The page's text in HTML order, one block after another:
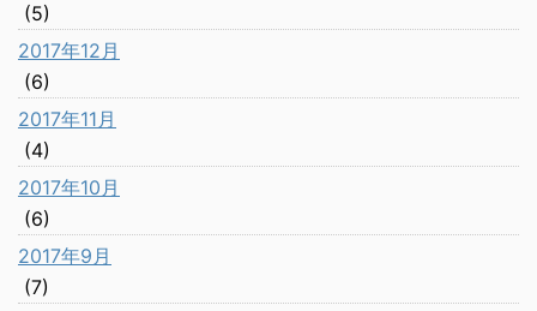
(5)
2017年12月
(6)
2017年11月
(4)
2017年10月
(6)
2017年9月
(7)